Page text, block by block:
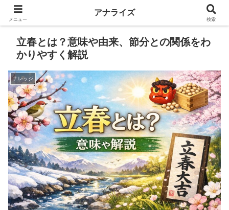
立春とは？意味や由来、節分との関係をわ
かりやすく解説
ナレッジ
メニュー
アナライズ
検索